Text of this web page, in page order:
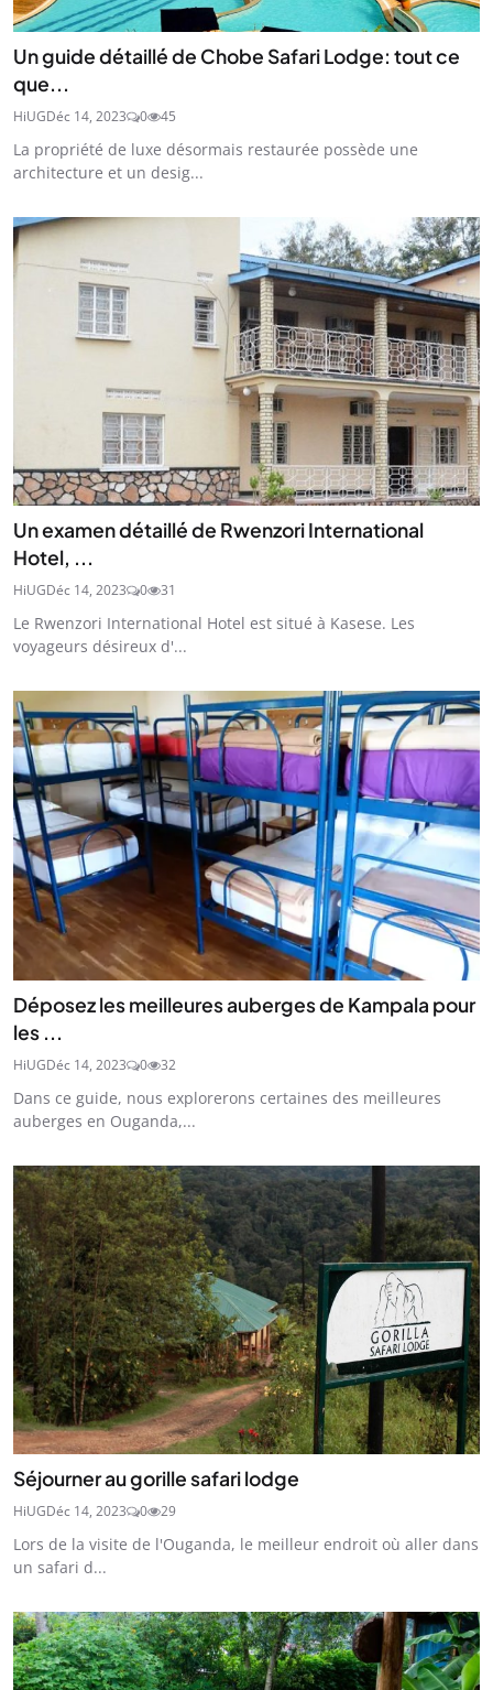
Un guide détaillé de Chobe Safari Lodge: tout ce
que...
HiUGDéc 14, 2023 0 45
La propriété de luxe désormais restaurée possède une
architecture et un desig...
Un examen détaillé de Rwenzori International
Hotel, ...
HiUGDéc 14, 2023 0 31
Le Rwenzori International Hotel est situé à Kasese. Les
voyageurs désireux d'...
Déposez les meilleures auberges de Kampala pour
les ...
HiUGDéc 14, 2023 0 32
Dans ce guide, nous explorerons certaines des meilleures
auberges en Ouganda,...
Séjourner au gorille safari lodge
HiUGDéc 14, 2023 0 29
Lors de la visite de l'Ouganda, le meilleur endroit où aller dans
un safari d...